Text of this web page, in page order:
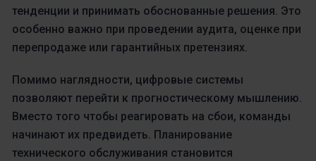
тенденции и принимать обоснованные решения. Это
особенно важно при проведении аудита, оценке при
перепродаже или гарантийных претензиях.
Помимо наглядности, цифровые системы
позволяют перейти к прогностическому мышлению.
Вместо того чтобы реагировать на сбои, команды
начинают их предвидеть. Планирование
технического обслуживания становится